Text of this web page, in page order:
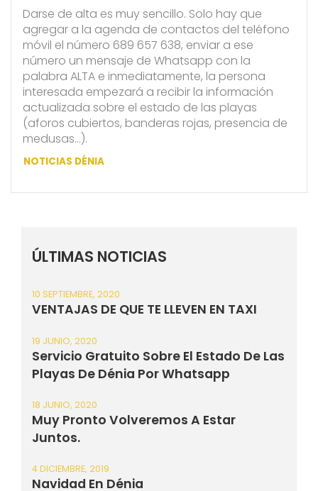
Darse de alta es muy sencillo. Solo hay que
agregar a la agenda de contactos del teléfono
móvil el número 689 657 638, enviar a ese
número un mensaje de Whatsapp con la
palabra ALTA e inmediatamente, la persona
interesada empezará a recibir la información
actualizada sobre el estado de las playas
(aforos cubiertos, banderas rojas, presencia de
medusas…).
NOTICIAS DÉNIA
ÚLTIMAS NOTICIAS
VENTAJAS DE QUE TE LLEVEN EN TAXI
10 SEPTIEMBRE, 2020
Servicio Gratuito Sobre El Estado De Las
Playas De Dénia Por Whatsapp
19 JUNIO, 2020
Muy Pronto Volveremos A Estar
Juntos.
18 JUNIO, 2020
Navidad En Dénia
4 DICIEMBRE, 2019